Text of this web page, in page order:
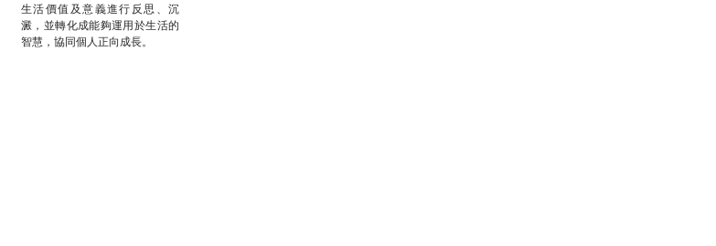
生活價值及意義進行反思、沉
澱，並轉化成能夠運用於生活的
智慧，協同個人正向成長。